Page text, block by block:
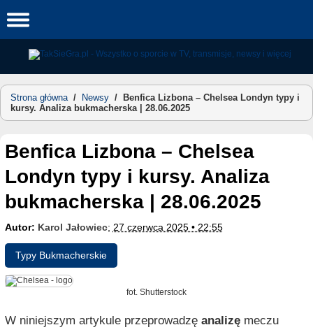
to
Strona główna/ Newsy /
Benfica Lizbona – Chelsea Londyn typy i
kursy. Analiza bukmacherska | 28.06.2025
Benfica Lizbona – Chelsea
Londyn typy i kursy. Analiza
bukmacherska | 28.06.2025
Autor: Karol Jałowiec; 27 czerwca 2025 • 22:55
Typy Bukmacherskie
fot. Shutterstock
W niniejszym artykule przeprowadzę analizęmeczu